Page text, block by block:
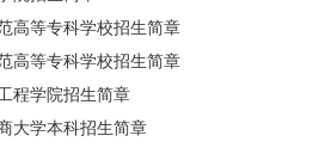
高等专科学校招生简章
高等专科学校招生简章
程学院招生简章
大学本科招生简章